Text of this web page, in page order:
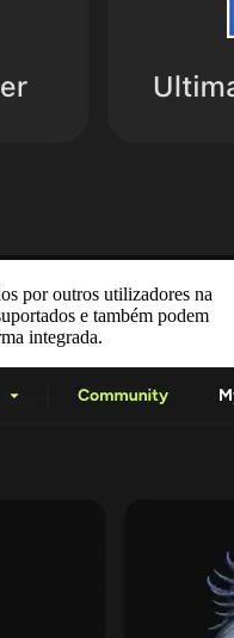
por outros utilizadores na
e também podem
integrada.